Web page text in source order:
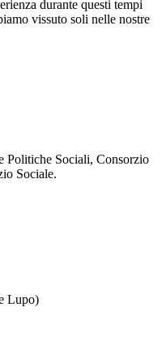
durante questi tempi
vissuto soli nelle nostre
Politiche Sociali, Consorzio
Sociale.
Lupo)